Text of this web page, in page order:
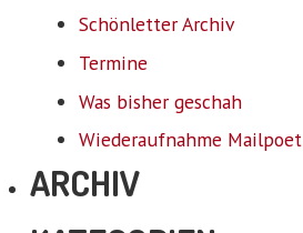
Schönletter Archiv
Termine
Was bisher geschah
Wiederaufnahme Mailpoet
ARCHIV